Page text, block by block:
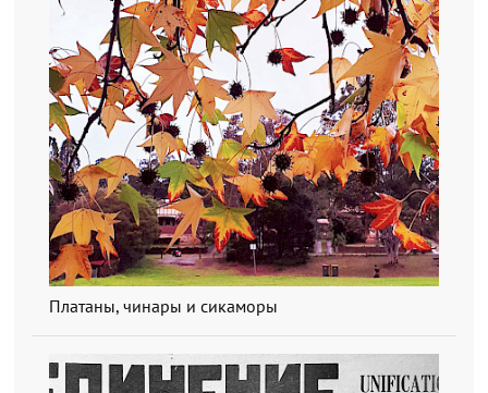
Платаны, чинары и сикаморы